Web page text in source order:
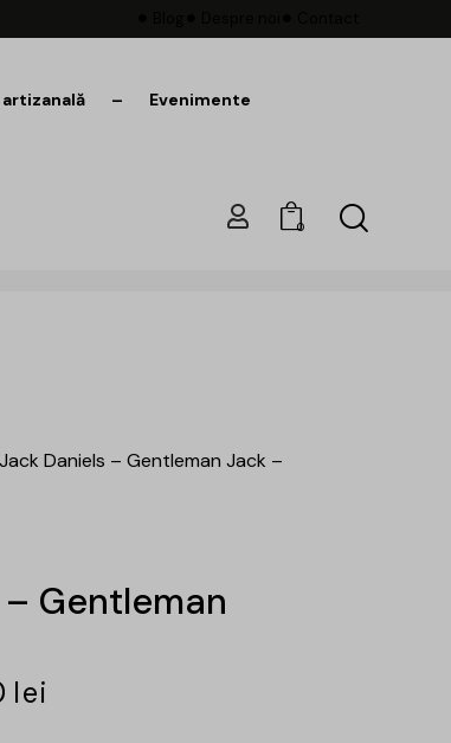
artizanală – Evenimente
0
Jack Daniels – Gentleman Jack –
Gentleman
lei